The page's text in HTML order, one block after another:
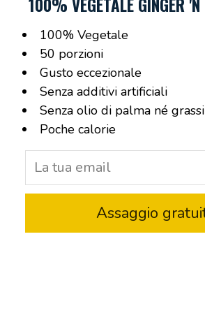
100% VEGETALE GINGER
100% Vegetale
50 porzioni
Gusto eccezionale
Senza additivi artificiali
Senza olio di palma né
Poche calorie
Assaggio